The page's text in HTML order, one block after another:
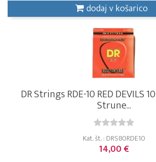
dodaj v košarico
DR Strings RDE-10 RED DEVILS
Strune...
Kat. št. : DRS80RDE10
14,00 €